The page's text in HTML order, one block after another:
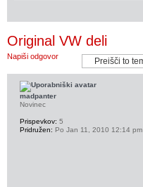
Original VW deli
Napiši odgovor
madpanter
Novinec
Prispevkov: 5
Pridružen: Po Jan 11, 2010 12:14 pm